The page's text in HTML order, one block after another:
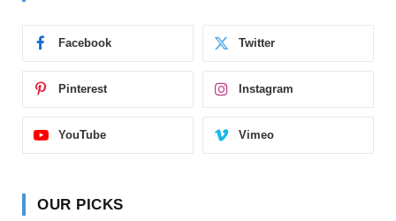
Facebook Twitter
Pinterest Instagram
YouTube Vimeo
OUR PICKS